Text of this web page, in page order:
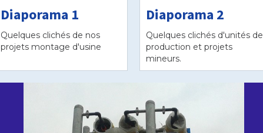
Diaporama 1
Quelques clichés de nos
projets montage d'usine
Diaporama 2
Quelques clichés d'unités de
production et projets
mineurs.